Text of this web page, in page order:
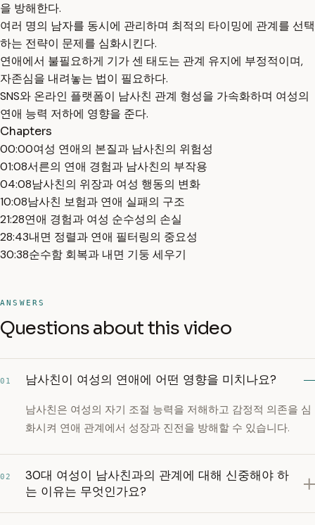
을 방해한다.
여러 명의 남자를 동시에 관리하며 최적의 타이밍에 관계를 선택
하는 전략이 문제를 심화시킨다.
연애에서 불필요하게 기가 센 태도는 관계 유지에 부정적이며,
자존심을 내려놓는 법이 필요하다.
SNS와 온라인 플랫폼이 남사친 관계 형성을 가속화하며 여성의
연애 능력 저하에 영향을 준다.
Chapters
00:00여성 연애의 본질과 남사친의 위험성
01:08서른의 연애 경험과 남사친의 부작용
04:08남사친의 위장과 여성 행동의 변화
10:08남사친 보험과 연애 실패의 구조
21:28연애 경험과 여성 순수성의 손실
28:43내면 정렬과 연애 필터링의 중요성
30:38순수함 회복과 내면 기둥 세우기
ANSWERS
Questions about this video
01 남사친이 여성의 연애에 어떤 영향을 미치나요?
남사친은 여성의 자기 조절 능력을 저해하고 감정적 의존을 심
화시켜 연애 관계에서 성장과 진전을 방해할 수 있습니다.
02
30대 여성이 남사친과의 관계에 대해 신중해야 하
는 이유는 무엇인가요?